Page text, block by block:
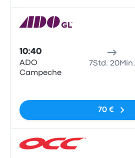
10:40
ADO
Campeche
7Std. 20Min.
70 €